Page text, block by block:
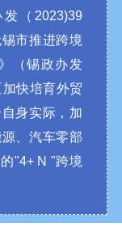
（2023)39
市推进跨境
（锡政办发
加快培育外贸
身实际，加
、汽车零部
"4+ N "跨境